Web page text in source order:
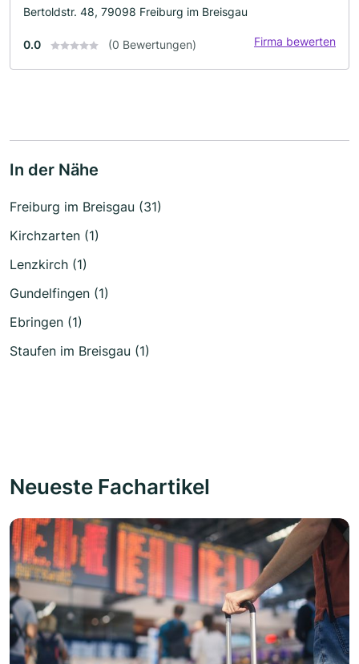
Bertoldstr. 48, 79098 Freiburg im Breisgau
0.0 (0 Bewertungen) Firma bewerten
In der Nähe
Freiburg im Breisgau (31)
Kirchzarten (1)
Lenzkirch (1)
Gundelfingen (1)
Ebringen (1)
Staufen im Breisgau (1)
Neueste Fachartikel